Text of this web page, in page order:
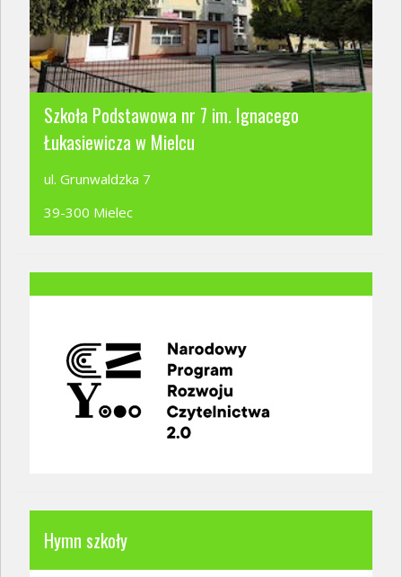
Szkoła Podstawowa nr 7 im. Ignacego
Łukasiewicza w Mielcu
ul. Grunwaldzka 7
39-300 Mielec
Hymn szkoły